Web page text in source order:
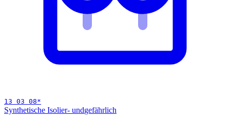
13 03 08*
Synthetische Isolier- undgefährlich